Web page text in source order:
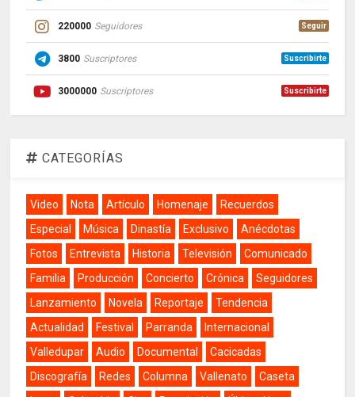
220000 Seguidores Seguir
3800 Suscriptores Suscribirte
3000000 Suscriptores Suscribirte
CATEGORÍAS
Video Nota Artículo Homenaje
Recuerdos
Especial
Música Dinastía Exclusivo
Anécdotas
Fotos
Entrevista Historia Televisión
Comunicado
Familia
Producción Concierto Crónica
Seguidores
Lanzamiento
Novela Reportaje
Tendencia
Actualidad
Festival Parranda
Internacional
Valledupar
Audio Documental
Cacicadas
Discografía
Redes Columna Vallenato
Caseta